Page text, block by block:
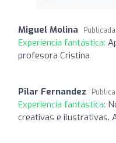
Miguel Molina
Experiencia fantástica:
profesora Cristina
Pilar Fernandez
Experiencia fantástica:
creativas e ilustrativas.